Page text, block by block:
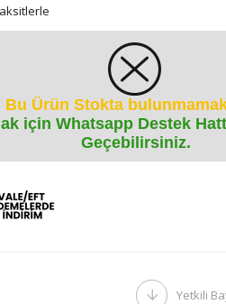
Bu Ürün Stokta
için Whatsapp Destek
Geçebilirsiniz.
Yetkili